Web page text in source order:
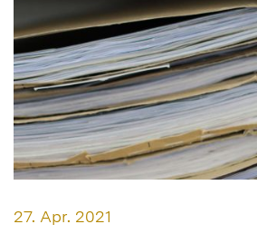
Datum:
27. Apr. 2021